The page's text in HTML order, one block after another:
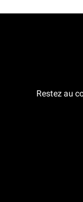
Restez au